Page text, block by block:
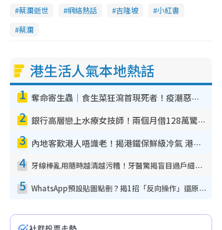
蔡瀾逝世 網絡熱話 吉隆坡
小紅書
蔡瀾
港生活人氣本地熱話
1 奪命寄生蟲｜食生菜狂瀉首現死者！疫潮惡化錄1.8萬宗病例 揭洗菜3大謬誤
2 銀行高層戀上水療女技師！兩個月借128萬驚覺「沉船」沉落火海 揭背後疑似邪教操控賣淫
3 內地客歎港人唔識老！揭港鐵保鮮級冷氣 港人求放過：咪投訴
4 牙線棒亂用隨時越清越污糟！牙醫驚揭盲目過戶細菌恐致蛀牙：呢種先係日常真保養
5 WhatsApp預設貼圖點刪？揭1招「反向操作」還原簡潔介面 附3步實測教學